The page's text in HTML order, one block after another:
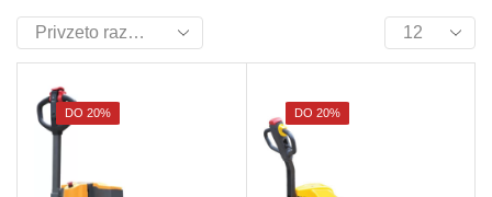
DO 20% DO 20%